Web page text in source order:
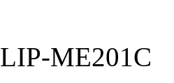
LIP-ME201C